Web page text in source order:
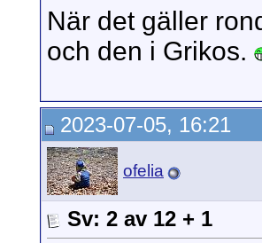
När det gäller
och den i Grikos.
2023-07-05, 16:21
ofelia
Sv: 2 av 12 + 1